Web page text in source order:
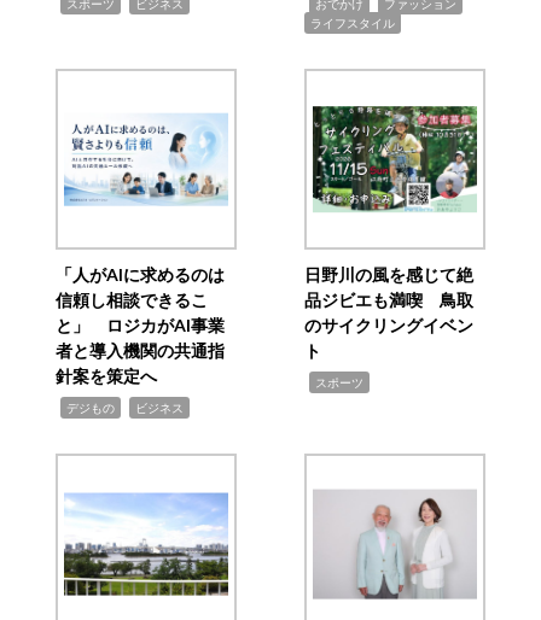
スポーツ ビジネス おでかけ ファッション
ライフスタイル
「人がAIに求めるのは
信頼し相談できるこ
と」 ロジカがAI事業
者と導入機関の共通指
針案を策定へ
デジもの ビジネス
日野川の風を感じて絶
品ジビエも満喫 鳥取
のサイクリングイベン
ト
スポーツ